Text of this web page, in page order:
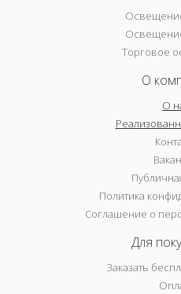
Торговое
О
О
Политика
Соглашение о
Для
Заказать